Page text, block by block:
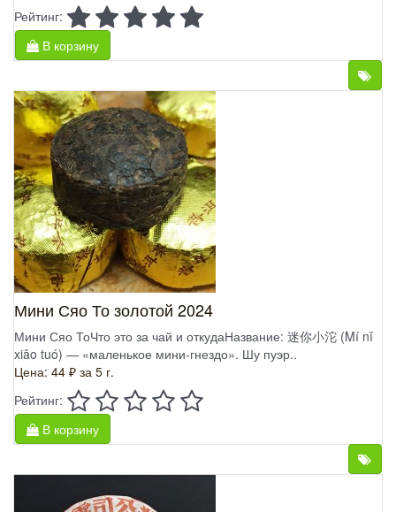
Рейтинг:
В корзину
Мини Сяо То золотой 2024
Мини Сяо ТоЧто это за чай и откудаНазвание: 迷你小沱 (Mí nǐ
xiǎo tuó) — «маленькое мини-гнездо». Шу пуэр..
Цена: 44 ₽ за 5 г.
Рейтинг:
В корзину